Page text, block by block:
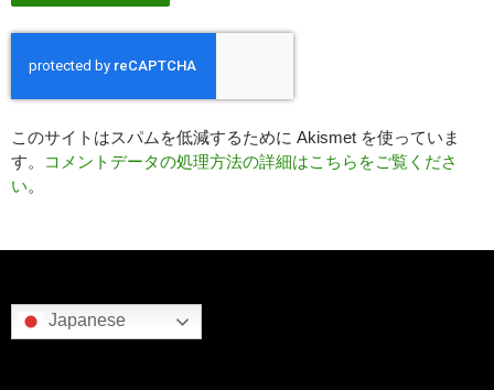
このサイトはスパムを低減するために Akismet を使っていま
す。
コメントデータの処理方法の詳細はこちらをご覧くださ
い。
Japanese